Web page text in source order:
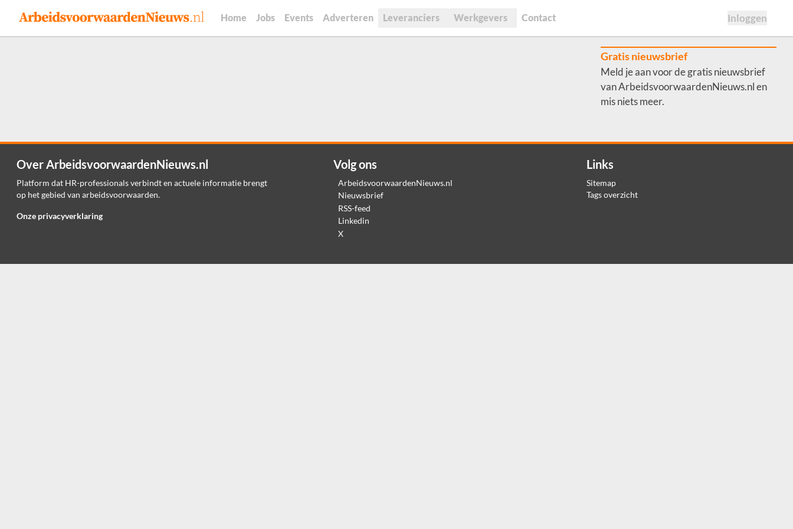
Home Jobs Events Adverteren Leveranciers Werkgevers Contact Inloggen
Gratis nieuwsbrief
Meld je aan voor de gratis nieuwsbrief
van ArbeidsvoorwaardenNieuws.nl en
mis niets meer.
Over ArbeidsvoorwaardenNieuws.nl
Platform dat HR-professionals verbindt en actuele informatie brengt
op het gebied van arbeidsvoorwaarden.
Onze privacyverklaring
Volg ons
ArbeidsvoorwaardenNieuws.nl
Nieuwsbrief
RSS-feed
Linkedin
X
Links
Sitemap
Tags overzicht